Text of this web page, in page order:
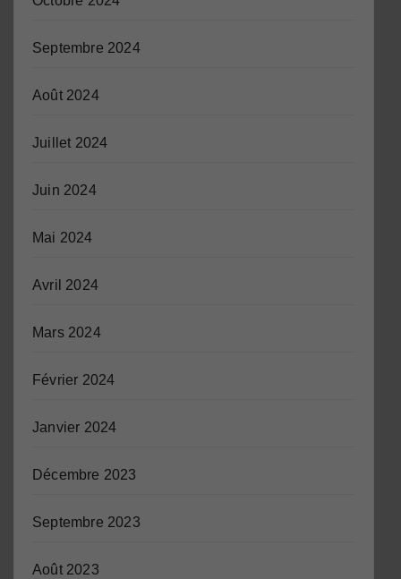
Septembre 2024
Août 2024
Juillet 2024
Juin 2024
Mai 2024
Avril 2024
Mars 2024
Février 2024
Janvier 2024
Décembre 2023
Septembre 2023
Août 2023